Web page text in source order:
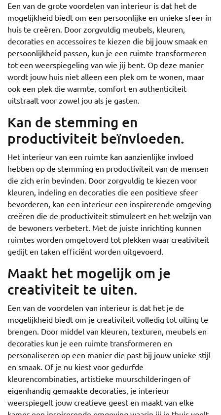
Een van de grote voordelen van interieur is dat het de
mogelijkheid biedt om een persoonlijke en unieke sfeer in
huis te creëren. Door zorgvuldig meubels, kleuren,
decoraties en accessoires te kiezen die bij jouw smaak en
persoonlijkheid passen, kun je een ruimte transformeren
tot een weerspiegeling van wie jij bent. Op deze manier
wordt jouw huis niet alleen een plek om te wonen, maar
ook een plek die warmte, comfort en authenticiteit
uitstraalt voor zowel jou als je gasten.
Kan de stemming en
productiviteit beïnvloeden.
Het interieur van een ruimte kan aanzienlijke invloed
hebben op de stemming en productiviteit van de mensen
die zich erin bevinden. Door zorgvuldig te kiezen voor
kleuren, indeling en decoraties die een positieve sfeer
bevorderen, kan een interieur een inspirerende omgeving
creëren die de productiviteit stimuleert en het welzijn van
de bewoners verbetert. Met de juiste inrichting kunnen
ruimtes worden omgetoverd tot plekken waar creativiteit
gedijt en taken efficiënt worden uitgevoerd.
Maakt het mogelijk om je
creativiteit te uiten.
Een van de voordelen van interieur is dat het je de
mogelijkheid biedt om je creativiteit volledig tot uiting te
brengen. Door middel van kleuren, texturen, meubels en
decoraties kun je een ruimte transformeren en
personaliseren op een manier die past bij jouw unieke stijl
en smaak. Of je nu kiest voor gedurfde
kleurencombinaties, artistieke muurschilderingen of
eigenhandig gemaakte decoraties, je interieur
weerspiegelt jouw creatieve geest en maakt van elke